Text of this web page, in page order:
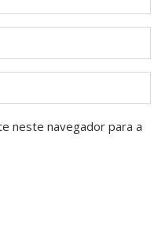
neste navegador para a